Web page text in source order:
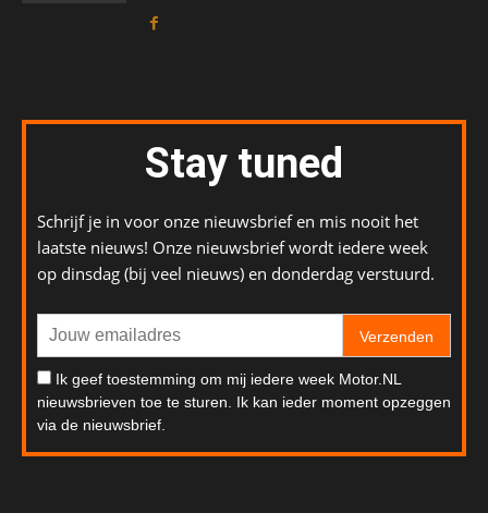
Stay tuned
Schrijf je in voor onze nieuwsbrief en mis nooit het
laatste nieuws! Onze nieuwsbrief wordt iedere week
op dinsdag (bij veel nieuws) en donderdag verstuurd.
Verzenden
Ik geef toestemming om mij iedere week Motor.NL
nieuwsbrieven toe te sturen. Ik kan ieder moment opzeggen
via de nieuwsbrief.